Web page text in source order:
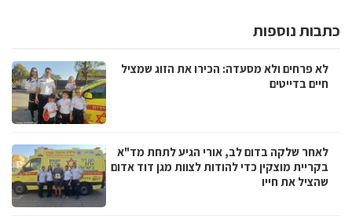
כתבות נוספות
לא פרחים ולא מסעדה: הכירו את הזוג שמציל
חיים בדייטים
לאחר שלקה בדום לב, אורי הגיע לתחת מד"א
בקריית מוצקין כדי להודות לצוות מגן דוד אדום
שהציל את חייו